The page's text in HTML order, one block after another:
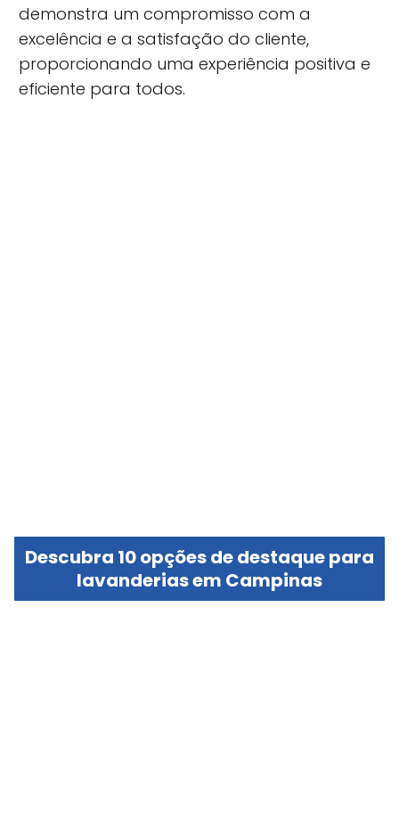
demonstra um compromisso com a
excelência e a satisfação do cliente,
proporcionando uma experiência positiva e
eficiente para todos.
Descubra 10 opções de destaque para
lavanderias em Campinas